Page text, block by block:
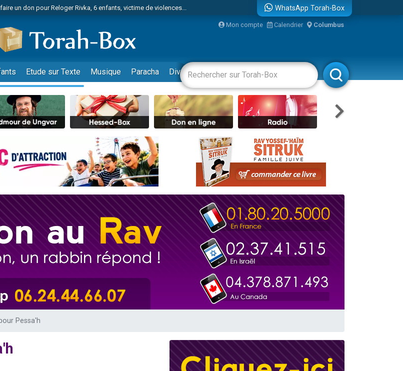
un don pour Reloger Rivka, 6 enfants, victime de violences...
une bénédiction
rejoindre sur WhatsApp
en groupe sur Zoom
faire un don pour Diane, 80 ans, dans un appartement insalubre
rejoindre sur WhatsApp
rejoindre sur WhatsApp
un don pour 5 jours de vacances aux Orphelins
rejoindre sur WhatsApp
une bénédiction
Torah-Box Music
faire un don pour Sauvez la jambe de Yohan
en groupe sur Zoom
rejoindre sur WhatsApp
Torah-Box Music
rejoindre sur WhatsApp
WhatsApp Torah-Box
Mon compte Calendrier Columbus
Etude sur Texte Musique Paracha Divertissements Livres Rabbanim
Pessa'h